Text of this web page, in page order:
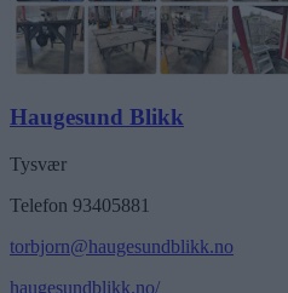
Haugesund Blikk
Tysvær
Telefon 93405881
torbjorn@haugesundblikk.no
haugesundblikk.no/